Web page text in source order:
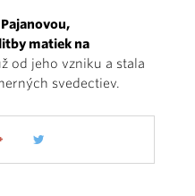
matiek na
od jeho vzniku a stala
svedectiev.